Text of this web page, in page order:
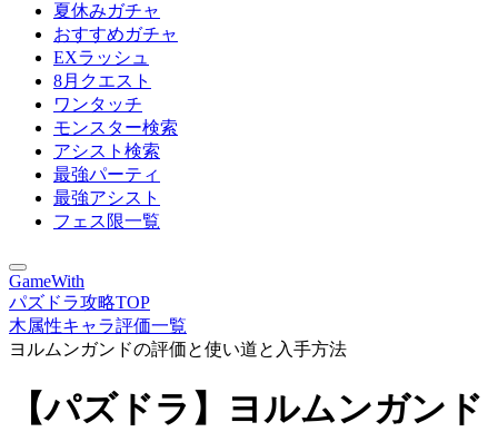
夏休みガチャ
おすすめガチャ
EXラッシュ
8月クエスト
ワンタッチ
モンスター検索
アシスト検索
最強パーティ
最強アシスト
フェス限一覧
GameWith
パズドラ攻略TOP
木属性キャラ評価一覧
ヨルムンガンドの評価と使い道と入手方法
【パズドラ】ヨルムンガンド